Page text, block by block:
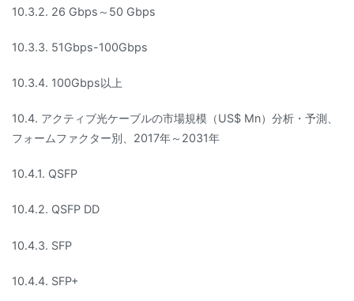
10.3.2. 26 Gbps～50 Gbps
10.3.3. 51Gbps-100Gbps
10.3.4. 100Gbps以上
10.4. アクティブ光ケーブルの市場規模（US$ Mn）分析・予測、
フォームファクター別、2017年～2031年
10.4.1. QSFP
10.4.2. QSFP DD
10.4.3. SFP
10.4.4. SFP+